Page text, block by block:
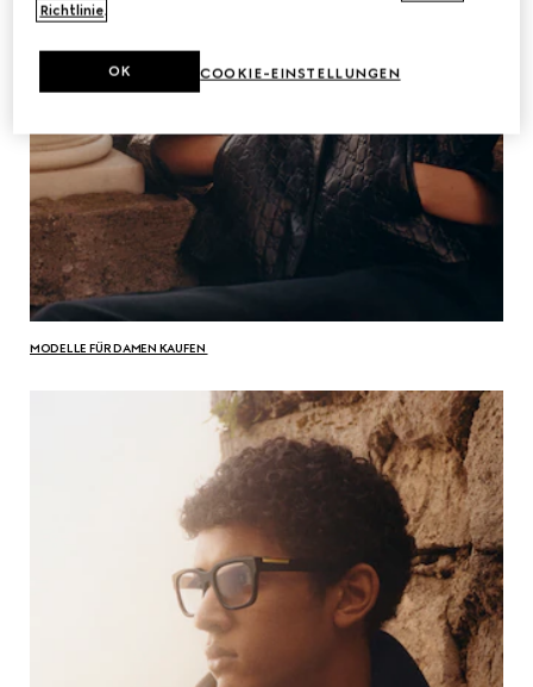
MODELLE FÜR DAMEN KAUFEN
Richtlinie.
COOKIE-EINSTELLUNGEN
OK